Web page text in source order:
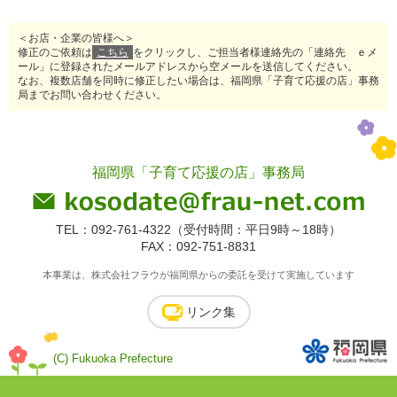
＜お店・企業の皆様へ＞
修正のご依頼は こちら をクリックし、ご担当者様連絡先の「連絡先 ｅメ
ール」に登録されたメールアドレスから空メールを送信してください。
なお、複数店舗を同時に修正したい場合は、福岡県「子育て応援の店」事務
局までお問い合わせください。
福岡県「子育て応援の店」事務局
TEL：092-761-4322（受付時間：平日9時～18時）
FAX：092-751-8831
本事業は、株式会社フラウが福岡県からの委託を受けて実施しています
リンク集
(C) Fukuoka Prefecture